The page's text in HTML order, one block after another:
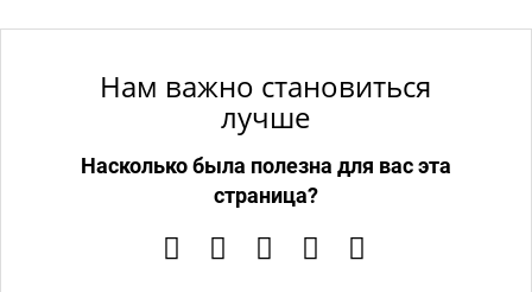
Нам важно становиться
лучше
Насколько была полезна для вас эта
страница?